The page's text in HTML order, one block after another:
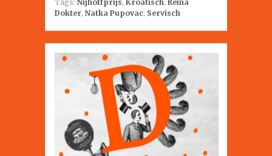
Tags: Nijhoffprijs, Kroatisch, Reina
Dokter, Natka Pupovac, Servisch